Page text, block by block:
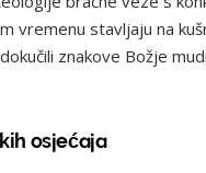
vremenu stavljaju na
znakove Božje
osjećaja